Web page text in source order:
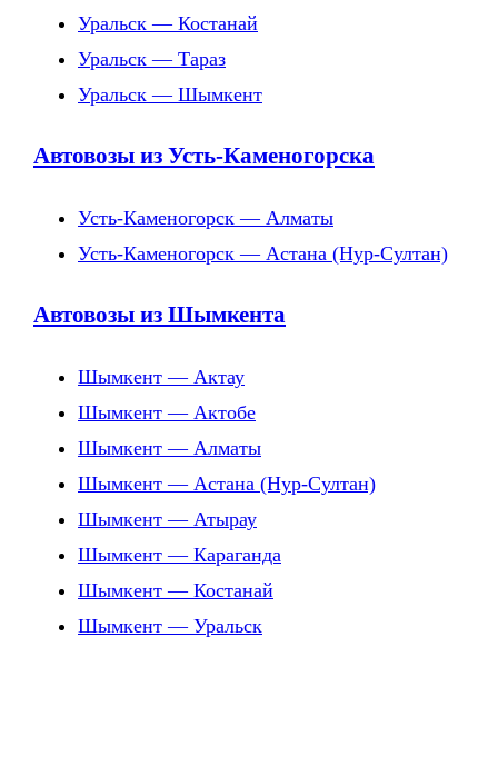
Уральск — Костанай
Уральск — Тараз
Уральск — Шымкент
Автовозы из Усть-Каменогорска
Усть-Каменогорск — Алматы
Усть-Каменогорск — Астана (Нур-Султан)
Автовозы из Шымкента
Шымкент — Актау
Шымкент — Актобе
Шымкент — Алматы
Шымкент — Астана (Нур-Султан)
Шымкент — Атырау
Шымкент — Караганда
Шымкент — Костанай
Шымкент — Уральск